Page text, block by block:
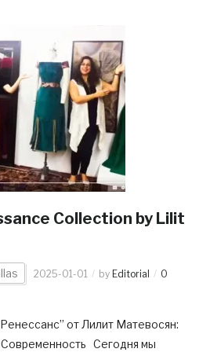
Collection by Lilit
2025-01-01 by Editorial
0
от Лилит Матевосян:
Сегодня мы